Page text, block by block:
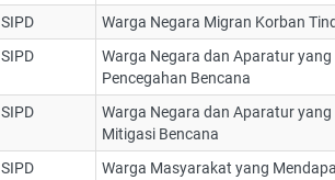
SIPD Warga Negara Migran Korban
SIPD
Warga Negara dan Aparatur
Pencegahan Bencana
SIPD
Warga Negara dan Aparatur
Mitigasi Bencana
SIPD
Warga Masyarakat yang